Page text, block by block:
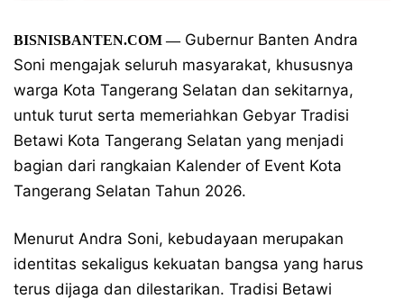
BISNISBANTEN.COM—Gubernur Banten Andra
Soni mengajak seluruh masyarakat, khususnya
warga Kota Tangerang Selatan dan sekitarnya,
untuk turut serta memeriahkan Gebyar Tradisi
Betawi Kota Tangerang Selatan yang menjadi
bagian dari rangkaian Kalender of Event Kota
Tangerang Selatan Tahun 2026.
Menurut Andra Soni, kebudayaan merupakan
identitas sekaligus kekuatan bangsa yang harus
terus dijaga dan dilestarikan. Tradisi Betawi